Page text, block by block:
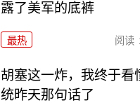
露了美军的底裤
最热 阅读
胡塞这一炸，我终于看
统昨天那句话了